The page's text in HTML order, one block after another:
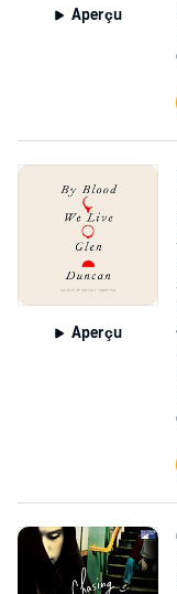
Aperçu
Aperçu